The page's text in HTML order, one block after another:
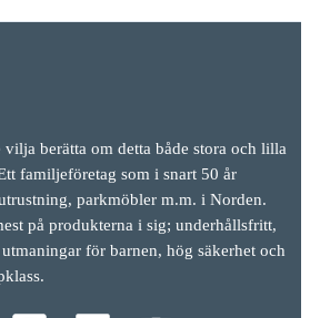
berätta om detta både stora och lilla
familjeföretag som i snart 50 år
parkmöbler m.m. i Norden.
på produkterna i sig; underhållsfritt,
för barnen, hög säkerhet och